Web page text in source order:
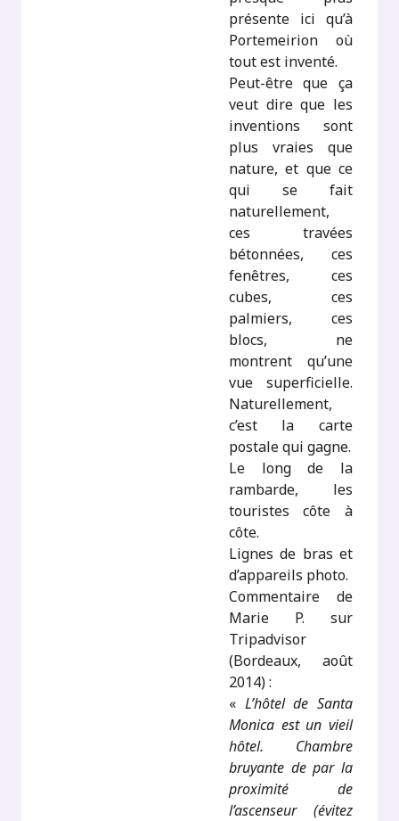
présente ici qu’à
Portemeirion où
tout est inventé.
Peut-être que ça
veut dire que les
inventions sont
plus vraies que
nature, et que ce
qui se fait
naturellement,
ces travées
bétonnées, ces
fenêtres, ces
cubes, ces
palmiers, ces
blocs, ne
montrent qu’une
vue superficielle.
Naturellement,
c’est la carte
postale qui gagne.
Le long de la
rambarde, les
touristes côte à
côte.
Lignes de bras et
d’appareils photo.
Commentaire de
Marie P. sur
Tripadvisor
(Bordeaux, août
2014) :
« L’hôtel de Santa
Monica est un vieil
hôtel. Chambre
bruyante de par la
proximité de
l’ascenseur (évitez